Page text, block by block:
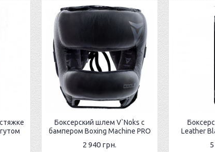
Боксерский шлем V`Noks с
бампером Boxing Machine PRO
2 940 грн.
Leather